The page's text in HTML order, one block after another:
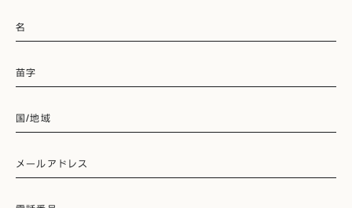
名
苗字
国/地域
メールアドレス